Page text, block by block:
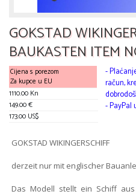
GOKSTAD
BAUKASTEN ITEM
Cijena s porezom
Za kupce u EU
1110.00 Kn
149.00 €
173.00 US$
-
račun,
- PayPal
GOKSTAD WIKINGERSCHIFF
derzeit nur mit englischer
Das Modell stellt ein Schiff